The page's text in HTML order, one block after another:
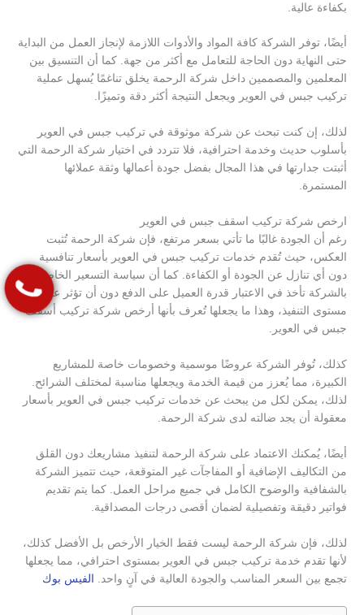
بكفاءة عالية.
أيضًا، توفر الشركة كافة المواد والأدوات اللازمة لإنجاز العمل من البداية
حتى النهاية دون الحاجة للتعامل مع أكثر من جهة. كما أن التنسيق بين
المعلمين والمصممين داخل شركة الرحمة يخلق تناغمًا يُسهل عملية
تركيب جبس في العوير ويجعل النتيجة أكثر دقة وتميزًا.
لذلك، إن كنت تبحث عن شركة موثوقة في تركيب جبس في العوير
بأسلوب حديث وخدمة احترافية، فلا تتردد في اختيار شركة الرحمة التي
أثبتت جدارتها في هذا المجال بفضل جودة أعمالها وثقة عملائها
المستمرة.
ارخص شركة تركيب اسقف جبس في العوير
رغم أن الجودة غالبًا ما تأتي بسعر مرتفع، فإن شركة الرحمة تُثبت
العكس، حيث تُقدم خدمات تركيب جبس في العوير بأسعار تنافسية
دون أي تنازل عن الجودة أو الكفاءة. كما أن سياسة التسعير الخاصة
بالشركة تأخذ في الاعتبار قدرة العميل على الدفع دون أن تؤثر على
مستوى التنفيذ، وهذا ما يجعلها تُعرف بأنها أرخص شركة تركيب أسقف
جبس في العوير.
كذلك، تُوفر الشركة عروضًا موسمية وخصومات خاصة للمشاريع
الكبيرة، مما يُعزز من قيمة الخدمة ويجعلها مناسبة لمختلف الشرائح.
لذلك، يمكن لكل من يبحث عن خدمات تركيب جبس في العوير بأسعار
معقولة أن يجد ضالته لدى شركة الرحمة.
أيضًا، يُمكنك الاعتماد على شركة الرحمة لتنفيذ مشاريعك دون القلق
من التكاليف الإضافية أو المفاجآت غير المتوقعة، حيث تتميز الشركة
بالشفافية والوضوح الكامل في جميع مراحل العمل. كما يتم تقديم
فواتير دقيقة وتفصيلية لضمان أقصى درجات المصداقية.
لذلك، فإن شركة الرحمة ليست فقط الخيار الأرخص بل الأفضل كذلك،
لأنها تقدم خدمة تركيب جبس في العوير بمستوى احترافي، مما يجعلها
تجمع بين السعر المناسب والجودة العالية في آنٍ واحد.
الفيس بوك